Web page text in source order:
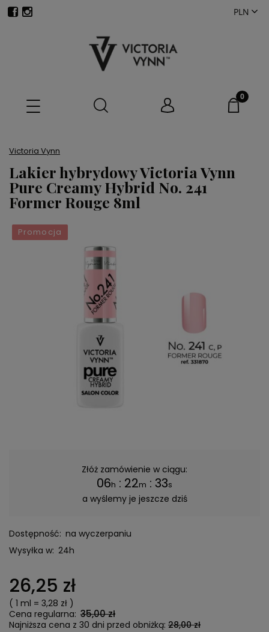
Victoria Vynn
Lakier hybrydowy Victoria Vynn
Pure Creamy Hybrid No. 241
Former Rouge 8ml
Promocja
Złóż zamówienie w ciągu:
06h : 22m : 33s
a wyślemy je jeszcze dziś
Dostępność: na wyczerpaniu
Wysyłka w: 24h
26,25 zł
( 1 ml = 3,28 zł )
Cena regularna: 35,00 zł
Najniższa cena z 30 dni przed obniżką: 28,00 zł